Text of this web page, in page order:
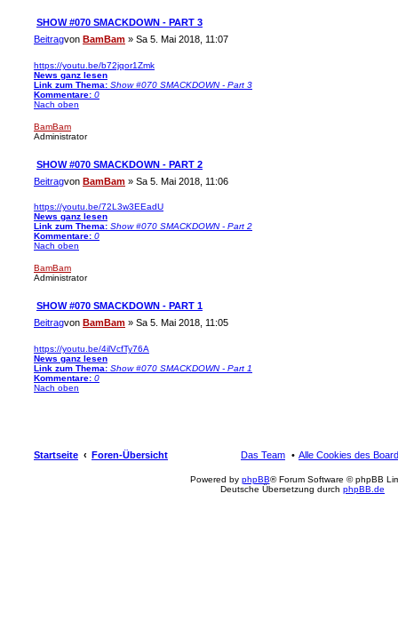
SHOW #070 SMACKDOWN - PART 3
Beitragvon BamBam » Sa 5. Mai 2018, 11:07
https://youtu.be/b72jqor1Zmk
News ganz lesen
Link zum Thema: Show #070 SMACKDOWN - Part 3
Kommentare: 0
Nach oben
BamBam
Administrator
SHOW #070 SMACKDOWN - PART 2
Beitragvon BamBam » Sa 5. Mai 2018, 11:06
https://youtu.be/72L3w3EEadU
News ganz lesen
Link zum Thema: Show #070 SMACKDOWN - Part 2
Kommentare: 0
Nach oben
BamBam
Administrator
SHOW #070 SMACKDOWN - PART 1
Beitragvon BamBam » Sa 5. Mai 2018, 11:05
https://youtu.be/4ilVcfTy76A
News ganz lesen
Link zum Thema: Show #070 SMACKDOWN - Part 1
Kommentare: 0
Nach oben
Startseite Foren-Übersicht Alle Cookies des
Das Team
Powered by phpBB® Forum Software © phpBB
Deutsche Übersetzung durch phpBB.de